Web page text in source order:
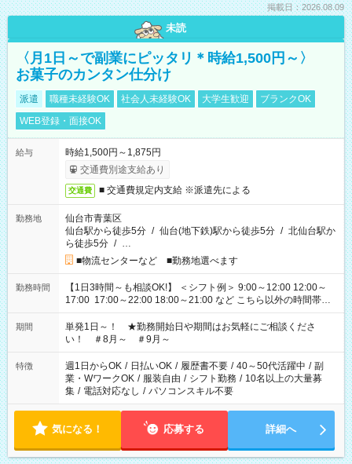
掲載日：2026.08.09
未読
〈月1日～で副業にピッタリ＊時給1,500円～〉
お菓子のカンタン仕分け
派遣 職種未経験OK 社会人未経験OK 大学生歓迎
ブランクOK
WEB登録・面接OK
給与
時給1,500円～1,875円
交通費別途支給あり
交通費 ■ 交通費規定内支給 ※派遣先による
勤務地
仙台市青葉区
仙台駅から徒歩5分 / 仙台(地下鉄)駅から徒歩5分 / 北仙台駅か
ら徒歩5分 / …
■物流センターなど ■勤務地選べます
勤務時間
【1日3時間～も相談OK!】 ＜シフト例＞ 9:00～12:00 12:00～
17:00 17:00～22:00 18:00～21:00 など こちら以外の時間帯も
お気軽にご相談ください！
期間
単発1日～！ ★勤務開始日や期間はお気軽にご相談くださ
い！ ＃8月～ ＃9月～
特徴 週1日からOK / 日払いOK / 履歴書不要 / 40～50代活躍中 / 副
業・WワークOK / 服装自由 / シフト勤務 / 10名以上の大量募
集 / 電話対応なし / パソコンスキル不要
気になる！ 応募する 詳細へ